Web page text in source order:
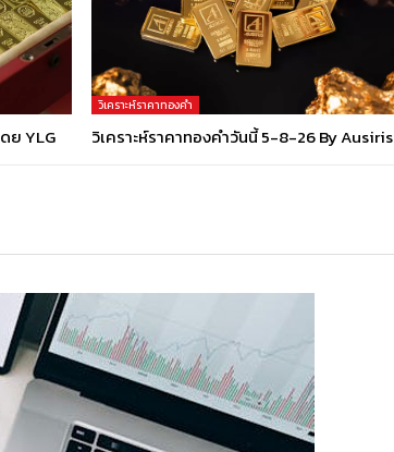
ย YLG
วิเคราะห์ราคาทองคำ
วิเคราะห์ราคาทองคำวันนี้ 5-8-26 By Ausiris